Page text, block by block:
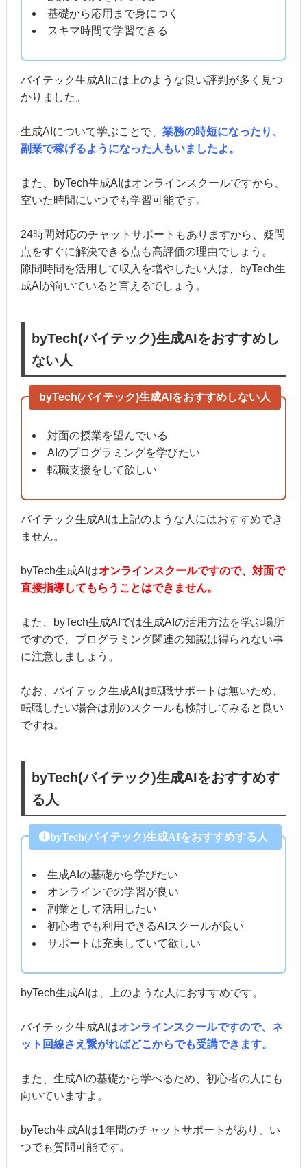
基礎から応用まで身につく
スキマ時間で学習できる
バイテック生成AIには上のような良い評判が多く見つ
かりました。
生成AIについて学ぶことで、 業務の時短になったり、
副業で稼げるようになった人もいましたよ。
また、byTech生成AIはオンラインスクールですから、
空いた時間にいつでも学習可能です。
24時間対応のチャットサポートもありますから、疑問
点をすぐに解決できる点も高評価の理由でしょう。
隙間時間を活用して収入を増やしたい人は、byTech生
成AIが向いていると言えるでしょう。
byTech(バイテック)生成AIをおすすめし
ない人
byTech(バイテック)生成AIをおすすめしない人
対面の授業を望んでいる
AIのプログラミングを学びたい
転職支援をして欲しい
バイテック生成AIは上記のような人にはおすすめでき
ません。
byTech生成AIはオンラインスクールですので、対面で
直接指導してもらうことはできません。
また、byTech生成AIでは生成AIの活用方法を学ぶ場所
ですので、プログラミング関連の知識は得られない事
に注意しましょう。
なお、バイテック生成AIは転職サポートは無いため、
転職したい場合は別のスクールも検討してみると良い
ですね。
byTech(バイテック)生成AIをおすすめす
る人
byTech(バイテック)生成AIをおすすめする人
生成AIの基礎から学びたい
オンラインでの学習が良い
副業として活用したい
初心者でも利用できるAIスクールが良い
サポートは充実していて欲しい
byTech生成AIは、上のような人におすすめです。
バイテック生成AIはオンラインスクールですので、ネ
ット回線さえ繋がればどこからでも受講できます。
また、生成AIの基礎から学べるため、初心者の人にも
向いていますよ。
byTech生成AIは1年間のチャットサポートがあり、い
つでも質問可能です。